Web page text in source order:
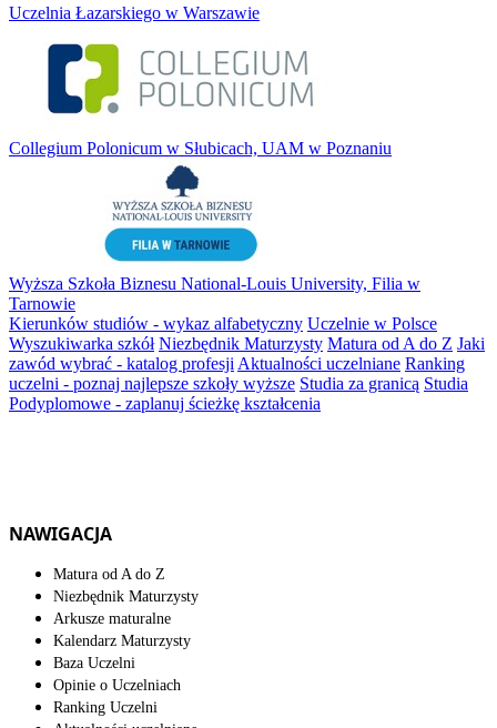
Uczelnia Łazarskiego w Warszawie
Collegium Polonicum w Słubicach, UAM w Poznaniu
Wyższa Szkoła Biznesu National-Louis University, Filia w
Tarnowie
Kierunków studiów - wykaz alfabetyczny Uczelnie w Polsce
Wyszukiwarka szkół Niezbędnik Maturzysty Matura od A do Z Jaki
zawód wybrać - katalog profesjiAktualności uczelniane Ranking
uczelni - poznaj najlepsze szkoły wyższe Studia za granicą Studia
Podyplomowe - zaplanuj ścieżkę kształcenia
NAWIGACJA
Matura od A do Z
Niezbędnik Maturzysty
Arkusze maturalne
Kalendarz Maturzysty
Baza Uczelni
Opinie o Uczelniach
Ranking Uczelni